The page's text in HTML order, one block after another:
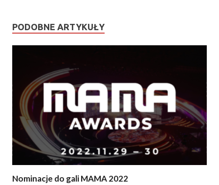
PODOBNE ARTYKUŁY
Nominacje do gali MAMA 2022